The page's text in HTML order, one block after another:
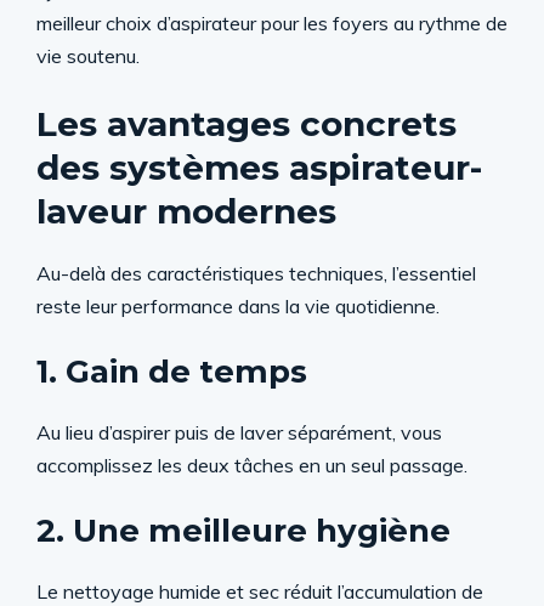
meilleur choix d’aspirateur pour les foyers au rythme de
vie soutenu.
Les avantages concrets
des systèmes aspirateur-
laveur modernes
Au-delà des caractéristiques techniques, l’essentiel
reste leur performance dans la vie quotidienne.
1. Gain de temps
Au lieu d’aspirer puis de laver séparément, vous
accomplissez les deux tâches en un seul passage.
2. Une meilleure hygiène
Le nettoyage humide et sec réduit l’accumulation de